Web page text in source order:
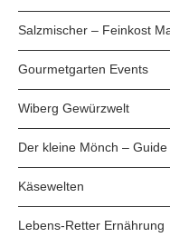
Salzmischer – Feinkost
Gourmetgarten Events
Wiberg Gewürzwelt
Der kleine Mönch –
Käsewelten
Lebens-Retter Ernährung